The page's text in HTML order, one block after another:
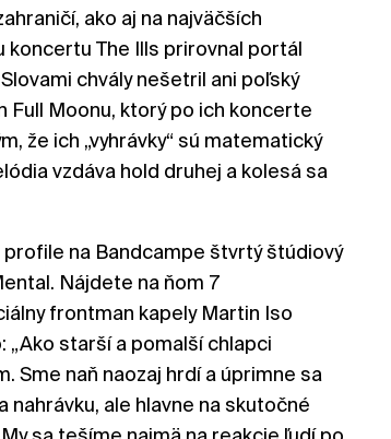
ako aj na najväčších
The Ills prirovnal portál
chvály nešetril ani poľský
Full Moonu, ktorý po ich koncerte
že ich „vyhrávky“ sú matematický
vzdáva hold druhej a kolesá sa
na Bandcampe štvrtý štúdiový
Nájdete na ňom 7
frontman kapely Martin Iso
„Ako starší a pomalší chlapci
Sme naň naozaj hrdí a úprimne sa
nahrávku, ale hlavne na skutočné